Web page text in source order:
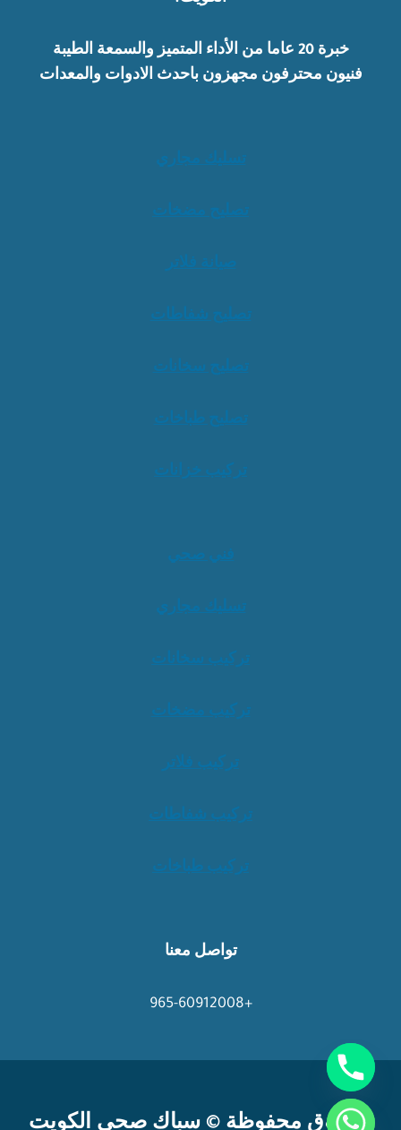
خبرة 20 عاما من الأداء المتميز والسمعة الطيبة
فنيون محترفون مجهزون باحدث الادوات والمعدات
تسليك مجاري
تصليح مضخات
صيانة فلاتر
تصليح شفاطات
تصليح سخانات
تصليح طباخات
تركيب خزانات
فني صحي
تسليك مجاري
تركيب سخانات
تركيب مضخات
تركيب فلاتر
تركيب شفاطات
تركيب طباخات
تواصل معنا
+965-60912008
الحقوق محفوظة © سباك صحي الكويتchaty